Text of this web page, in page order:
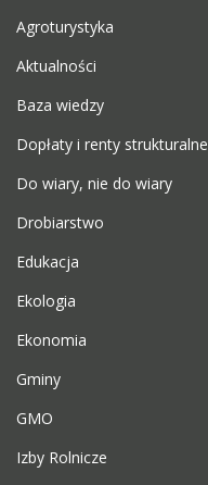
Agroturystyka
Aktualności
Baza wiedzy
Dopłaty i renty strukturalne
Do wiary, nie do wiary
Drobiarstwo
Edukacja
Ekologia
Ekonomia
Gminy
GMO
Izby Rolnicze